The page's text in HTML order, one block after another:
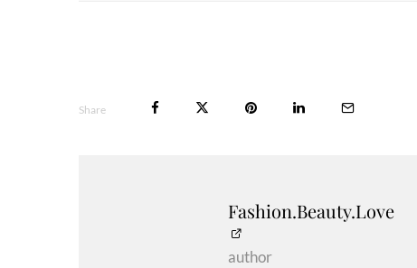
Share
Fashion.Beauty.Love
author